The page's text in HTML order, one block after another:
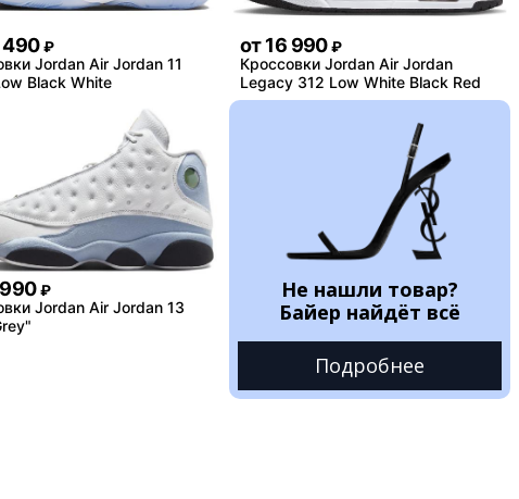
490 ₽
Jordan Air Jordan 11
Black White
от 16 990 ₽
Кроссовки Jordan Air Jordan
Legacy 312 Low White Black Red
₽
Jordan Air Jordan 13
Не нашли товар?
Байер найдёт всё
Подробнее